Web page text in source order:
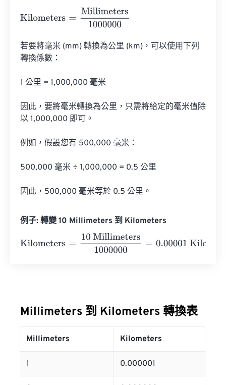
Kilometers Millimeters1000000
若要將毫米 (mm) 轉換為公里 (km)，可以使用下列
轉換係數：
1 公里 = 1,000,000 毫米
因此，要將毫米轉換為公里，只需將給定的毫米值除
以 1,000,000 即可。
例如，假設您有 500,000 毫米：
500,000 毫米 ÷ 1,000,000 = 0.5 公里
因此，500,000 毫米等於 0.5 公里。
例子: 轉變 10 Millimeters 到 Kilometers
Kilometers
10 Millimeters1000000 0.00001
Millimeters 到 Kilometers 轉換表
Millimeters Kilometers
1 0.000001